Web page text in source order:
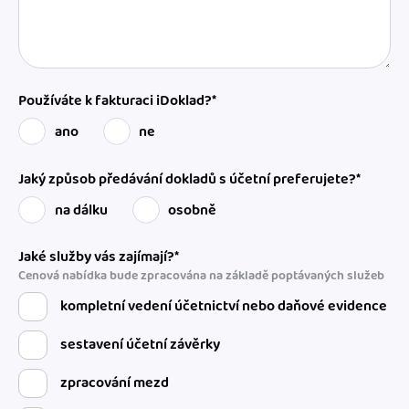
Používáte k fakturaci iDoklad?*
ano
ne
Jaký způsob předávání dokladů s účetní preferujete?*
na dálku
osobně
Jaké služby vás zajímají?*
Cenová nabídka bude zpracována na základě poptávaných služeb
kompletní vedení účetnictví nebo daňové evidence
sestavení účetní závěrky
zpracování mezd